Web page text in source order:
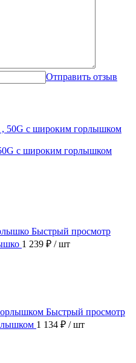
Отправить отзыв
с широким горлышком
Быстрый просмотр
1 239 ₽ / шт
Быстрый просмотр
1 134 ₽ / шт